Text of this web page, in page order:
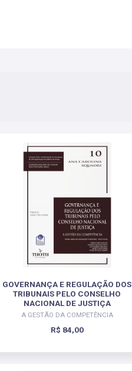
GOVERNANÇA E REGULAÇÃO DOS
TRIBUNAIS PELO CONSELHO
NACIONAL DE JUSTIÇA
A GESTÃO DA COMPETÊNCIA
R$ 84,00